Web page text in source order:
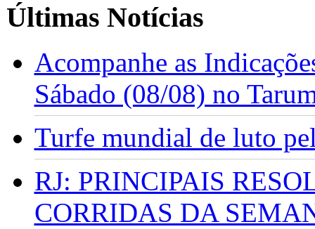
Últimas Notícias
Acompanhe as
Sábado (08/08) no
Turfe mundial de luto
RJ: PRINCIPAIS
CORRIDAS DA